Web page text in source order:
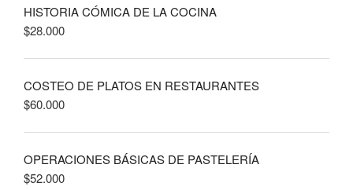
HISTORIA CÓMICA DE LA COCINA
$28.000
COSTEO DE PLATOS EN RESTAURANTES
$60.000
OPERACIONES BÁSICAS DE PASTELERÍA
$52.000